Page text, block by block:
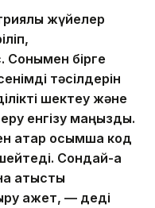
жүйелер
Сонымен бірге
тәсілдерін
шектеу және
енгізу маңызды.
қосымша код
Сондай-ақ
қатысты
қажет, — деді